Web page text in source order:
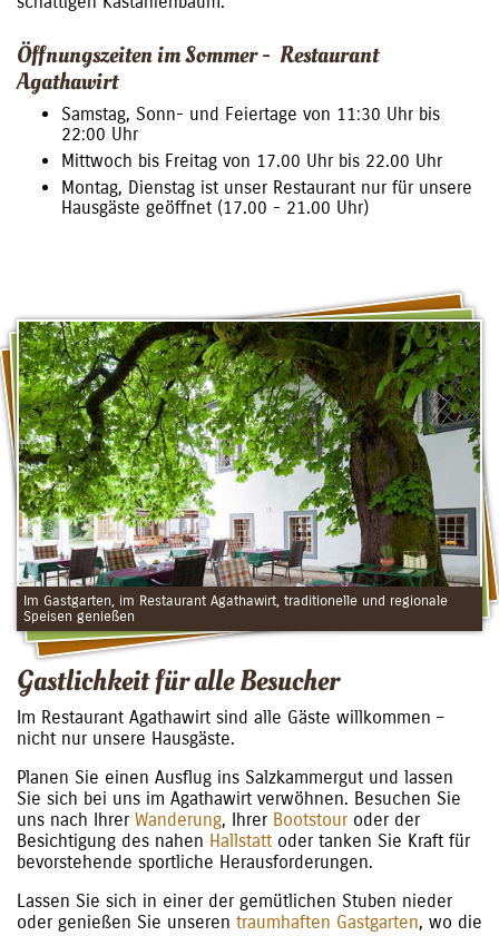
Öffnungszeiten im Sommer - Restaurant
Agathawirt
Samstag, Sonn- und Feiertage von 11:30 Uhr bis
22:00 Uhr
Mittwoch bis Freitag von 17.00 Uhr bis 22.00 Uhr
Montag, Dienstag ist unser Restaurant nur für unsere
Hausgäste geöffnet (17.00 - 21.00 Uhr)
Im Gastgarten, im Restaurant Agathawirt, traditionelle und regionale
Speisen genießen
Gastlichkeit für alle Besucher
Im Restaurant Agathawirt sind alle Gäste willkommen –
nicht nur unsere Hausgäste.
Planen Sie einen Ausflug ins Salzkammergut und lassen
Sie sich bei uns im Agathawirt verwöhnen. Besuchen Sie
uns nach Ihrer Wanderung, Ihrer Bootstour oder der
Besichtigung des nahen Hallstatt oder tanken Sie Kraft für
bevorstehende sportliche Herausforderungen.
Lassen Sie sich in einer der gemütlichen Stuben nieder
oder genießen Sie unseren traumhaften Gastgarten, wo die